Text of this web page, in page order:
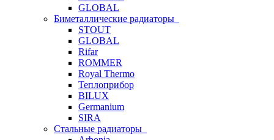
GLOBAL
Биметаллические радиаторы
STOUT
GLOBAL
Rifar
ROMMER
Royal Thermo
Теплоприбор
BILUX
Germanium
SIRA
Стальные радиаторы